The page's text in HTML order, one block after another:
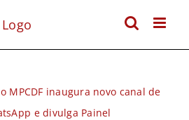
MPCDF inaugura novo canal de
e divulga Painel